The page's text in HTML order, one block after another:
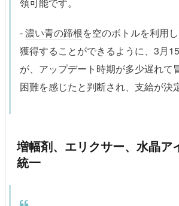
-濃い青の蹄根を空のボトルを利用
獲得することができるように、3月
が、アップデート時期が多少遅れて
困難を感じたと判断され、支給が決
増幅剤、エリクサー、水晶ア
統一